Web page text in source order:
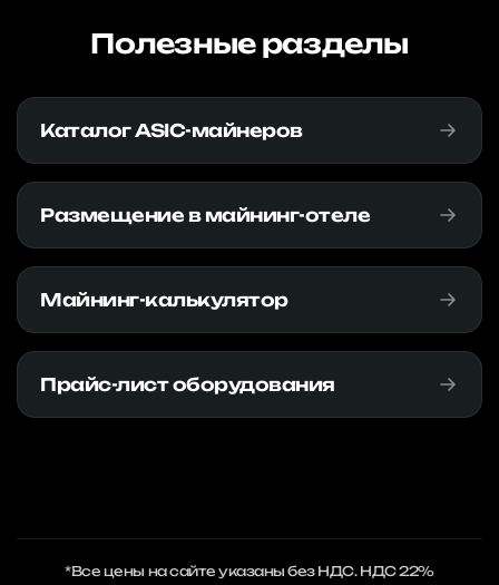
Полезные разделы
Каталог ASIC-майнеров
Размещение в майнинг-отеле
Майнинг-калькулятор
Прайс-лист оборудования
*Все цены на сайте указаны без НДС. НДС 22%